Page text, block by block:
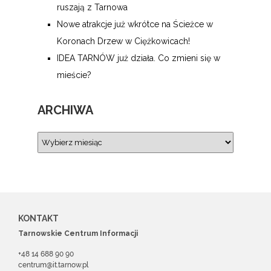
ruszają z Tarnowa
Nowe atrakcje już wkrótce na Ścieżce w
Koronach Drzew w Ciężkowicach!
IDEA TARNÓW już działa. Co zmieni się w
mieście?
ARCHIWA
KONTAKT
Tarnowskie Centrum Informacji
+48 14 688 90 90
centrum@it.tarnow.pl